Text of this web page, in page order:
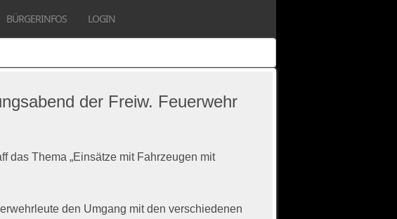
BÜRGERINFOS LOGIN
der Freiw. Feuerwehr
das Thema „Einsätze mit Fahrzeugen mit
den Umgang mit den verschiedenen